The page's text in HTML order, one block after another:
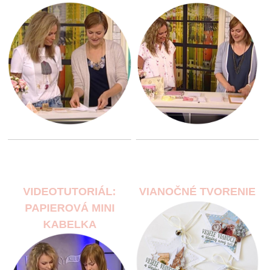
VIDEOTUTORIÁL:
PAPIEROVÁ MINI
KABELKA
VIANOČNÉ TVORENIE